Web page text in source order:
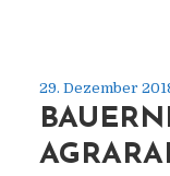
29. Dezember